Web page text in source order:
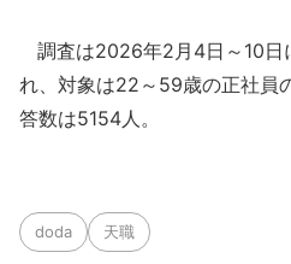
調査は2026年2月4日～10日
れ、対象は22～59歳の正社員
答数は5154人。
doda 天職